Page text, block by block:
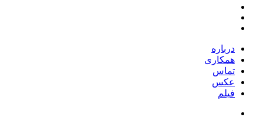
درباره
همکاری
تماس
عکس
فیلم